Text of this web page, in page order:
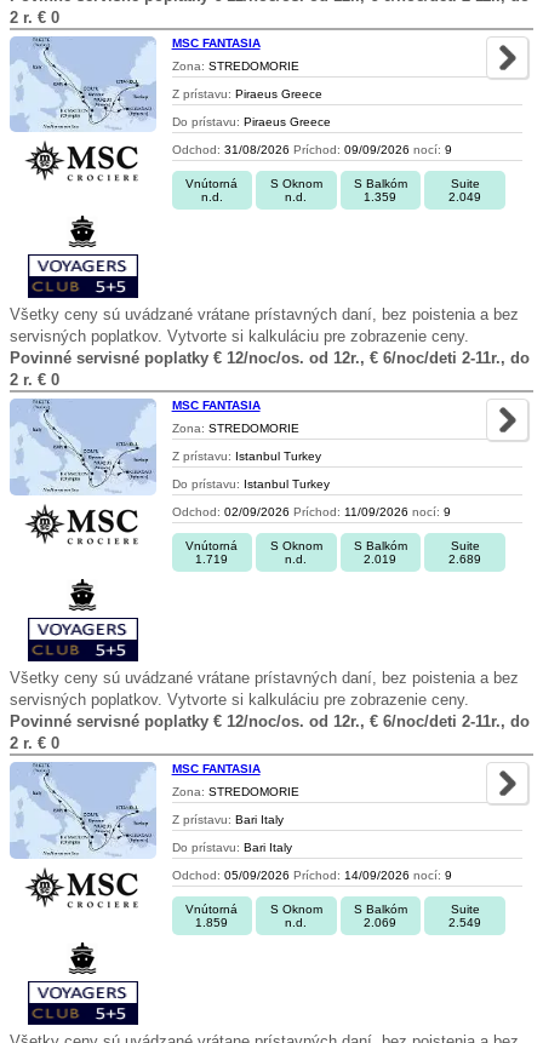
2 r. € 0
MSC FANTASIA
Zona: STREDOMORIE
Z prístavu: Piraeus Greece
Do prístavu: Piraeus Greece
Odchod: 31/08/2026 Príchod: 09/09/2026 nocí: 9
Vnútorná
n.d.
S Oknom
n.d.
S Balkóm
1.359
Suite
2.049
Všetky ceny sú uvádzané vrátane prístavných daní, bez poistenia a bez
servisných poplatkov. Vytvorte si kalkuláciu pre zobrazenie ceny.
Povinné servisné poplatky € 12/noc/os. od 12r., € 6/noc/deti 2-11r., do
2 r. € 0
MSC FANTASIA
Zona: STREDOMORIE
Z prístavu: Istanbul Turkey
Do prístavu: Istanbul Turkey
Odchod: 02/09/2026 Príchod: 11/09/2026 nocí: 9
Vnútorná
1.719
S Oknom
n.d.
S Balkóm
2.019
Suite
2.689
Všetky ceny sú uvádzané vrátane prístavných daní, bez poistenia a bez
servisných poplatkov. Vytvorte si kalkuláciu pre zobrazenie ceny.
Povinné servisné poplatky € 12/noc/os. od 12r., € 6/noc/deti 2-11r., do
2 r. € 0
MSC FANTASIA
Zona: STREDOMORIE
Z prístavu: Bari Italy
Do prístavu: Bari Italy
Odchod: 05/09/2026 Príchod: 14/09/2026 nocí: 9
Vnútorná
1.859
S Oknom
n.d.
S Balkóm
2.069
Suite
2.549